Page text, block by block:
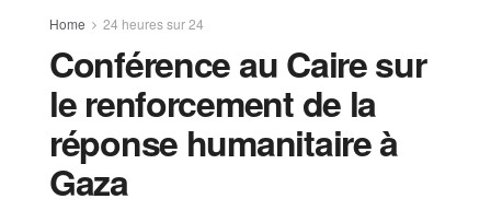
Home 24 heures sur 24
Conférence au Caire sur
le renforcement de la
réponse humanitaire à
Gaza